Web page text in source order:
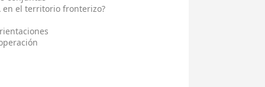
en el territorio fronterizo?